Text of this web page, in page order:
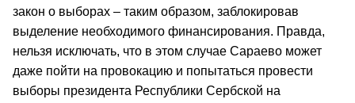
закон о выборах – таким образом, заблокировав
выделение необходимого финансирования. Правда,
нельзя исключать, что в этом случае Сараево может
даже пойти на провокацию и попытаться провести
выборы президента Республики Сербской на